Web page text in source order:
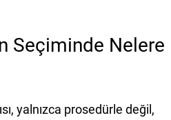
Seçiminde Nelere
yalnızca prosedürle değil,